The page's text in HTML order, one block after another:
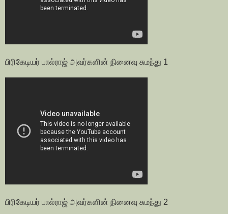
பிரிகேடியர் பால்ராஜ் அவர்களின் நினைவு சுமந்து 1
பிரிகேடியர் பால்ராஜ் அவர்களின் நினைவு சுமந்து 2